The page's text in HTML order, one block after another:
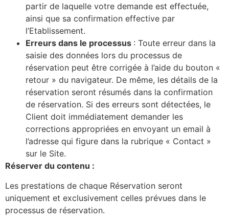
partir de laquelle votre demande est effectuée,
ainsi que sa confirmation effective par
l’Etablissement.
Erreurs dans le processus : Toute erreur dans la
saisie des données lors du processus de
réservation peut être corrigée à l’aide du bouton «
retour » du navigateur. De même, les détails de la
réservation seront résumés dans la confirmation
de réservation. Si des erreurs sont détectées, le
Client doit immédiatement demander les
corrections appropriées en envoyant un email à
l’adresse qui figure dans la rubrique « Contact »
sur le Site.
Réserver du contenu :
Les prestations de chaque Réservation seront
uniquement et exclusivement celles prévues dans le
processus de réservation.